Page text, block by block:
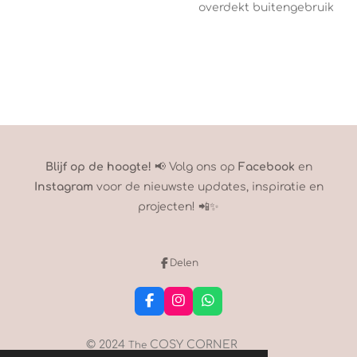
overdekt buitengebruik
Blijf op de hoogte! 📢 Volg ons op Facebook en
Instagram voor de nieuwste updates, inspiratie en
projecten! 📲✨
Delen
F
a
e
I
n
t
W
h
t
© 2024 The COSY CORNER